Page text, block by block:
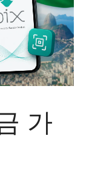
가